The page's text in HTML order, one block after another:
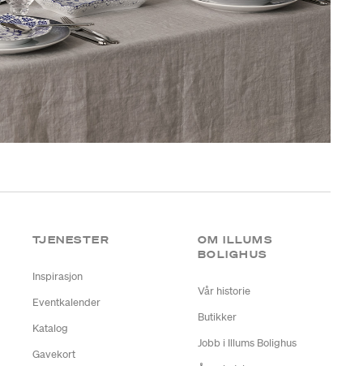
TJENESTER
Inspirasjon
Eventkalender
Katalog
Gavekort
OM ILLUMS
BOLIGHUS
Vår historie
Butikker
Jobb i Illums Bolighus